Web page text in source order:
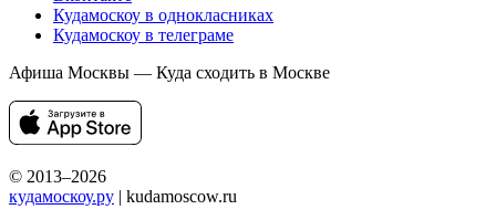
Кудамоскоу в однокласниках
Кудамоскоу в телеграме
Афиша Москвы — Куда сходить в Москве
© 2013–2026
кудамоскоу.ру | kudamoscow.ru